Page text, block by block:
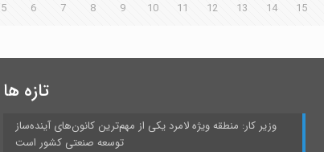
5 6 7 8 9 10 11 12 13 14 15
تازه ها
وزیر کار: منطقه ویژه لامرد یکی از مهم‌ترین کانون‌های آینده‌ساز
توسعه صنعتی کشور است